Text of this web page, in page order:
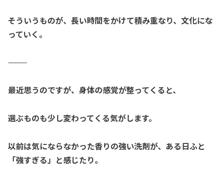
そういうものが、 長い時間をかけて積み重なり、 文化にな
っていく。
⸻
最近思うのですが、 身体の感覚が整ってくると、
選ぶものも少し変わってくる気がします。
以前は気にならなかった香りの強い洗剤が、 ある日ふと
「強すぎる」と感じたり。